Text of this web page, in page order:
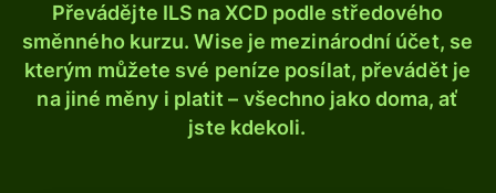
Převádějte ILS na XCD podle středového
směnného kurzu. Wise je mezinárodní účet, se
kterým můžete své peníze posílat, převádět je
na jiné měny i platit – všechno jako doma, ať
jste kdekoli.